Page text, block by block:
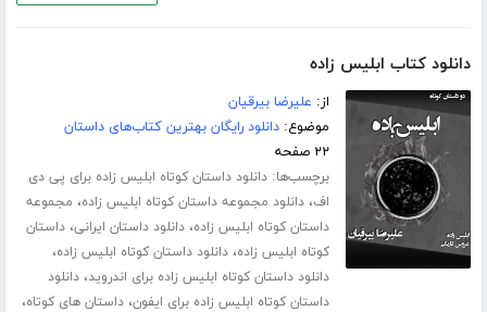
دانلود کتاب ابلیس زاده
از: علیرضا بیرقیان
موضوع:دانلود رایگان بهترین کتاب‌های داستان
۲۲ صفحه
برچسب‌ها:دانلود داستان کوتاه ابلیس زاده برای پی دی
اف،دانلود مجموعه داستان کوتاه ابلیس زاده، مجموعه
داستان کوتاه ابلیس زاده،دانلود داستان ایرانی،داستان
کوتاه ابلیس زاده،دانلود داستان کوتاه ابلیس زاده،
دانلود داستان کوتاه ابلیس زاده برای اندروید،دانلود
داستان کوتاه ابلیس زاده برای ایفون،داستان های کوتاه،